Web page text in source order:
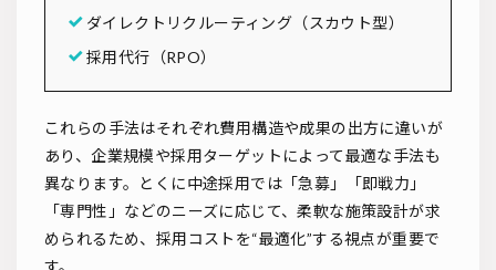
ダイレクトリクルーティング（スカウト型）
採用代行（RPO）
これらの手法はそれぞれ費用構造や成果の出方に違いが
あり、企業規模や採用ターゲットによって最適な手法も
異なります。とくに中途採用では「急募」「即戦力」
「専門性」などのニーズに応じて、柔軟な施策設計が求
められるため、採用コストを“最適化”する視点が重要で